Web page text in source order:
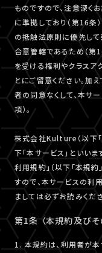
ものですので、注意深く
に準拠しており（第16条
の抵触法原則に優先し
合意管轄であるため（第
を受ける権利やクラスア
とにご留意ください。加
者の同意なくして、本サ
項）。
株式会社Kulture（以下「
下「本サービス」といいま
利用規約」（以下「本規
すので、本サービスの利
ましては必ずお読みくださ
第1条 （本規約及びそ
1. 本規約は、利用者が